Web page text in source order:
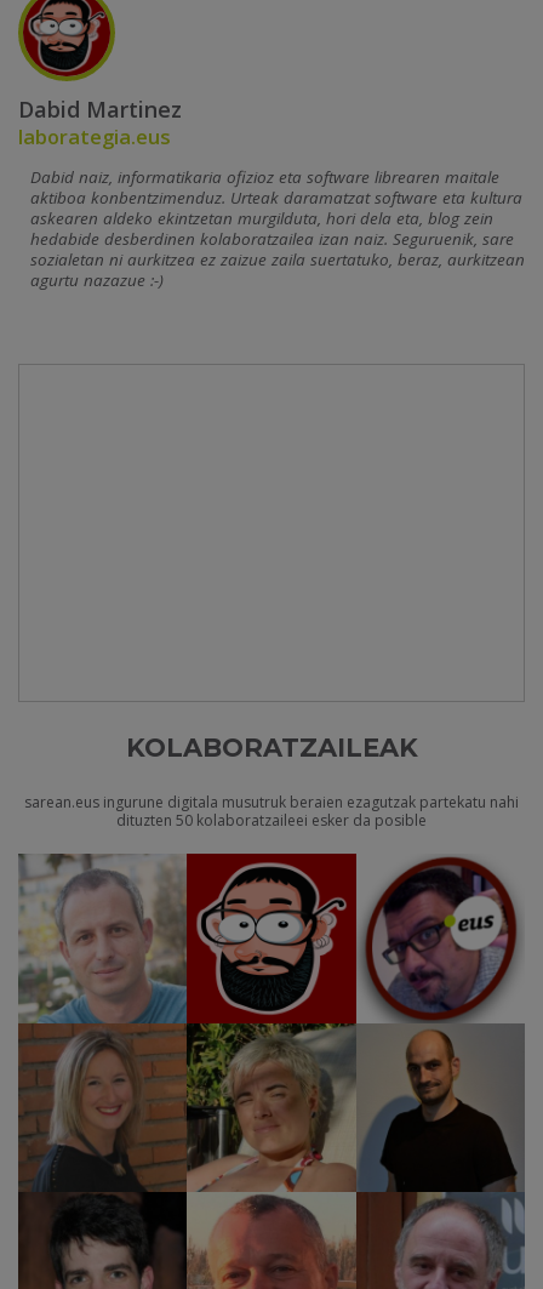
Dabid Martinez
laborategia.eus
Dabid naiz, informatikaria ofizioz eta software librearen maitale
aktiboa konbentzimenduz. Urteak daramatzat software eta kultura
askearen aldeko ekintzetan murgilduta, hori dela eta, blog zein
hedabide desberdinen kolaboratzailea izan naiz. Seguruenik, sare
sozialetan ni aurkitzea ez zaizue zaila suertatuko, beraz, aurkitzean
agurtu nazazue :-)
KOLABORATZAILEAK
sarean.eus ingurune digitala musutruk beraien ezagutzak partekatu nahi
dituzten 50 kolaboratzaileei esker da posible